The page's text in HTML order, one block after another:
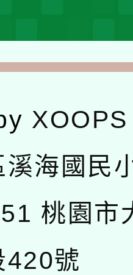
XOOPS
溪海國民
桃園市
420號